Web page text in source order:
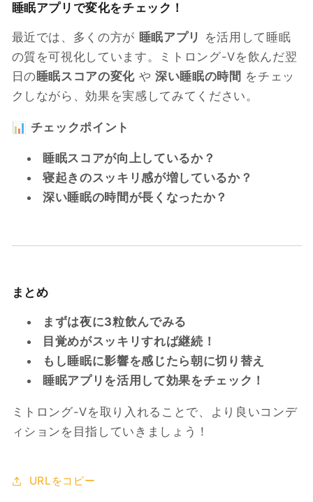
睡眠アプリで変化をチェック！
最近では、多くの方が 睡眠アプリ を活用して睡眠
の質を可視化しています。ミトロング-Vを飲んだ翌
日の睡眠スコアの変化 や深い睡眠の時間 をチェッ
クしながら、効果を実感してみてください。
📊 チェックポイント
睡眠スコアが向上しているか？
寝起きのスッキリ感が増しているか？
深い睡眠の時間が長くなったか？
まとめ
まずは夜に3粒飲んでみる
目覚めがスッキリすれば継続！
もし睡眠に影響を感じたら朝に切り替え
睡眠アプリを活用して効果をチェック！
ミトロング-Vを取り入れることで、より良いコンデ
ィションを目指していきましょう！
URLをコピー